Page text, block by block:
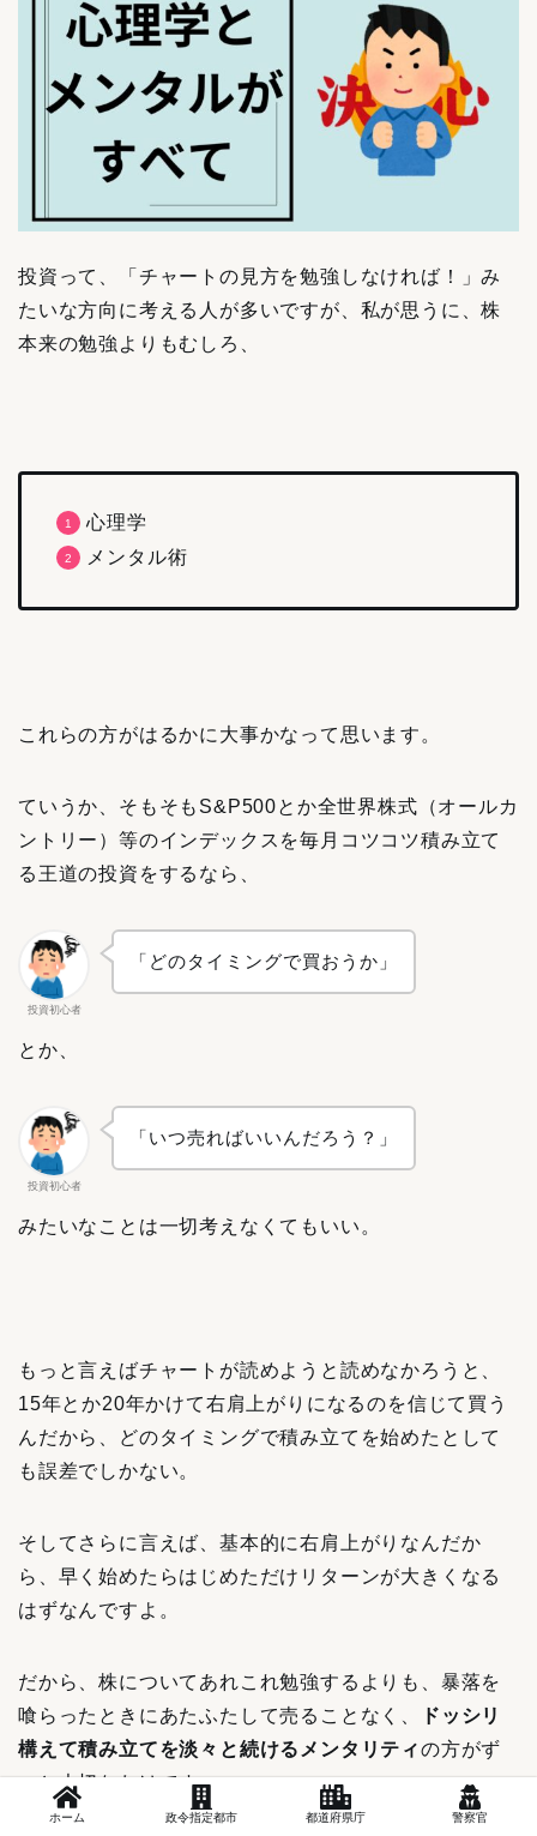
投資って、「チャートの見方を勉強しなければ！」み
たいな方向に考える人が多いですが、私が思うに、株
本来の勉強よりもむしろ、
心理学
メンタル術
これらの方がはるかに大事かなって思います。
ていうか、そもそもS&P500とか全世界株式（オールカ
ントリー）等のインデックスを毎月コツコツ積み立て
る王道の投資をするなら、
投資初心者
「どのタイミングで買おうか」
とか、
投資初心者
「いつ売ればいいんだろう？」
みたいなことは一切考えなくてもいい。
もっと言えばチャートが読めようと読めなかろうと、
15年とか20年かけて右肩上がりになるのを信じて買う
んだから、どのタイミングで積み立てを始めたとして
も誤差でしかない。
そしてさらに言えば、基本的に右肩上がりなんだか
ら、早く始めたらはじめただけリターンが大きくなる
はずなんですよ。
だから、株についてあれこれ勉強するよりも、暴落を
喰らったときにあたふたして売ることなく、
ドッシリ
構えて積み立てを淡々と続けるメンタリティの方がず
っと大切なわけです。
ホーム 政令指定都市 都道府県庁 警察官